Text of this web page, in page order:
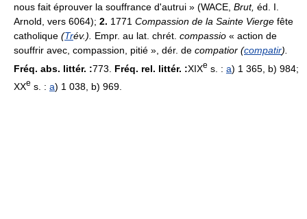
nous fait éprouver la souffrance d'autrui » (WACE, Brut, éd. I.
Arnold, vers 6064); 2. 1771 Compassion de la Sainte Vierge fête
catholique (Trév.). Empr. au lat. chrét. compassio « action de
souffrir avec, compassion, pitié », dér. de compatior (compatir).
Fréq. abs. littér. :773. Fréq. rel. littér. :XIXe s. : a) 1 365, b) 984;
XXe s. : a) 1 038, b) 969.